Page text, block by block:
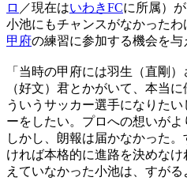
ロ ／現在はいわきFCに所属）
小池にもチャンスがなかったわ
甲府の練習に参加する機会を与
「当時の甲府には羽生（直剛
（好文）君とかがいて、本当
ういうサッカー選手になりた
ーをしたい。プロへの想いがよ
しかし、朗報は届かなかった
ければ本格的に進路を決めな
えていなかった小池は、すがる